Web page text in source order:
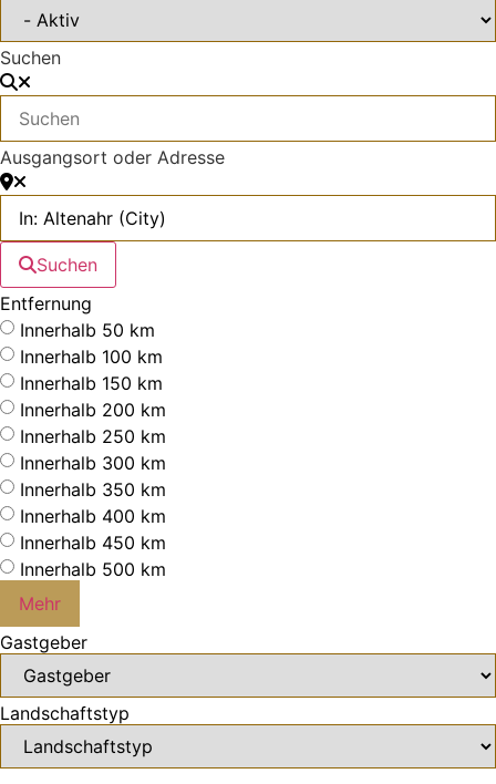
Suchen
Ausgangsort oder Adresse
Suchen
Entfernung
Innerhalb 50 km
Innerhalb 100 km
Innerhalb 150 km
Innerhalb 200 km
Innerhalb 250 km
Innerhalb 300 km
Innerhalb 350 km
Innerhalb 400 km
Innerhalb 450 km
Innerhalb 500 km
Mehr
Gastgeber
Landschaftstyp